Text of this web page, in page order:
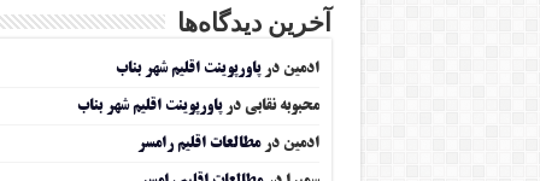
آخرین دیدگاه‌ها
ادمین درپاورپوینت اقلیم شهر بناب
محبوبه نقابی درپاورپوینت اقلیم شهر بناب
ادمین درمطالعات اقلیم رامسر